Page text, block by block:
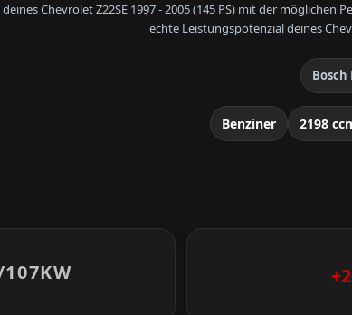
Chevrolet Z22SE 1997 - 2005 (145 PS) mit der
echte Leistungspotenzial deines
Bosch
Benziner 2198
107KW